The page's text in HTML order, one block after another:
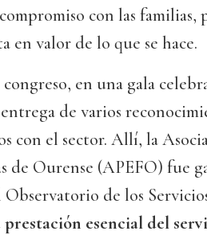
con las familias,
en valor de lo que se hace.
en una gala
de varios
con el sector. Allí, la
de Ourense (APEFO) fue
Observatorio de los
esencial del